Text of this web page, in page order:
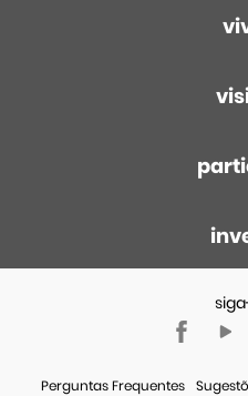
Perguntas Frequentes